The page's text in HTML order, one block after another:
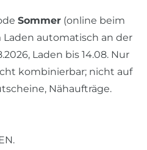
Sommer (online beim
automatisch an der
Laden bis 14.08. Nur
kombinierbar; nicht auf
Nähaufträge.